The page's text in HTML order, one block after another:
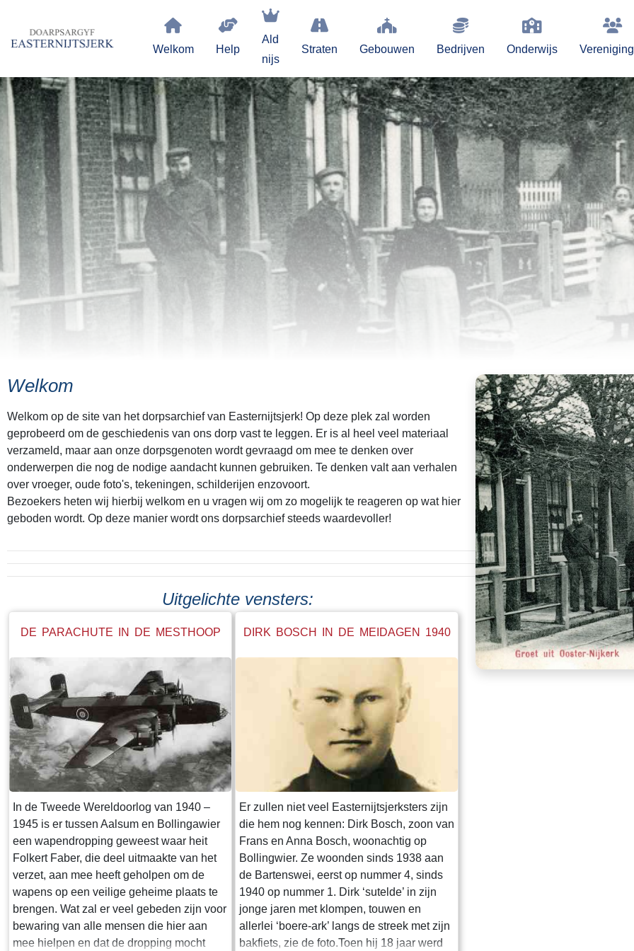
Welkom Help
Ald
nijs
Straten Gebouwen Bedrijven Onderwijs
Welkom
Welkom op de site van het dorpsarchief van Easternijtsjerk! Op deze plek zal worden
geprobeerd om de geschiedenis van ons dorp vast te leggen. Er is al heel veel materiaal
verzameld, maar aan onze dorpsgenoten wordt gevraagd om mee te denken over
onderwerpen die nog de nodige aandacht kunnen gebruiken. Te denken valt aan verhalen
over vroeger, oude foto's, tekeningen, schilderijen enzovoort.
Bezoekers heten wij hierbij welkom en u vragen wij om zo mogelijk te reageren op wat hier
geboden wordt. Op deze manier wordt ons dorpsarchief steeds waardevoller!
Uitgelichte vensters:
DE PARACHUTE IN DE MESTHOOP
In de Tweede Wereldoorlog van 1940 –
1945 is er tussen Aalsum en Bollingawier
een wapendropping geweest waar heit
Folkert Faber, die deel uitmaakte van het
verzet, aan mee heeft geholpen om de
wapens op een veilige geheime plaats te
brengen. Wat zal er veel gebeden zijn voor
bewaring van alle mensen die hier aan
mee hielpen en dat de dropping mocht
DIRK BOSCH IN DE MEIDAGEN 1940
Er zullen niet veel Easternijtsjerksters zijn
die hem nog kennen: Dirk Bosch, zoon van
Frans en Anna Bosch, woonachtig op
Bollingwier. Ze woonden sinds 1938 aan
de Bartenswei, eerst op nummer 4, sinds
1940 op nummer 1. Dirk ‘sutelde’ in zijn
jonge jaren met klompen, touwen en
allerlei ‘boere-ark’ langs de streek met zijn
bakfiets, zie de foto.Toen hij 18 jaar werd